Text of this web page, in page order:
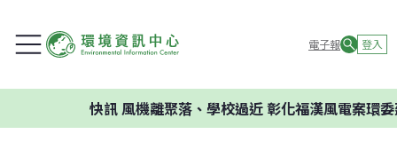
電子報 登入
快訊風機離聚落、學校過近 彰化福漢風電案環委建